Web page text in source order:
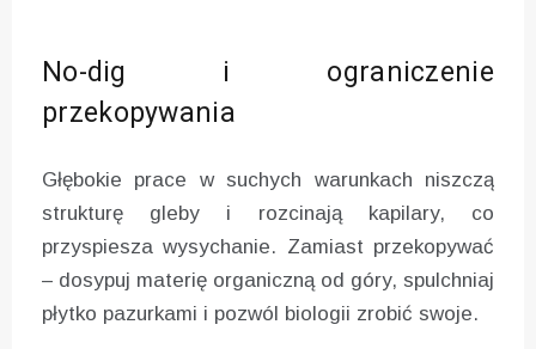
No-dig i ograniczenie
przekopywania
Głębokie prace w suchych warunkach niszczą
strukturę gleby i rozcinają kapilary, co
przyspiesza wysychanie. Zamiast przekopywać
– dosypuj materię organiczną od góry, spulchniaj
płytko pazurkami i pozwól biologii zrobić swoje.